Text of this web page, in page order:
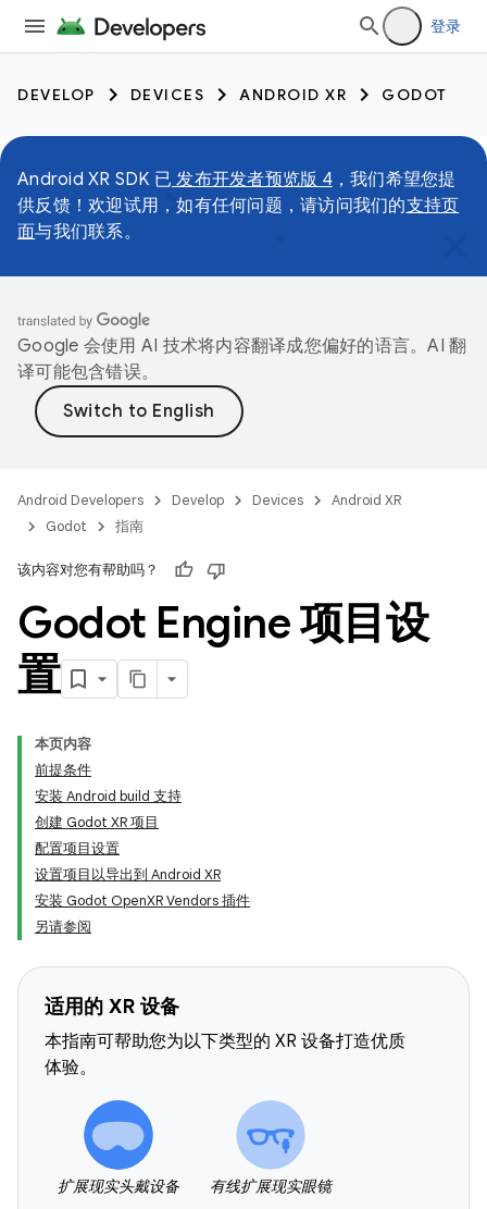
登录
DEVELOP DEVICES ANDROID XR GODOT
Android XR SDK 已 发布开发者预览版 4，我们希望您提
供反馈！欢迎试用，如有任何问题，请访问我们的支持页
面与我们联系。
Google 会使用 AI 技术将内容翻译成您偏好的语言。AI 翻
译可能包含错误。
Android Developers Develop Devices
Android XR
Godot
指南
该内容对您有帮助吗？
Godot Engine 项目设
置
本页内容
前提条件
安装 Android build 支持
创建 Godot XR 项目
配置项目设置
设置项目以导出到 Android XR
安装 Godot OpenXR Vendors 插件
另请参阅
适用的 XR 设备
本指南可帮助您为以下类型的 XR 设备打造优质
体验。
扩展现实头戴设备 有线扩展现实眼镜